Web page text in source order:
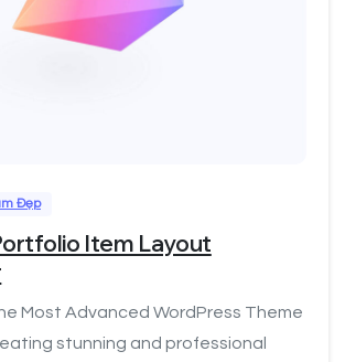
Đẹp
Item Layout
Most Advanced WordPress Theme
stunning and professional